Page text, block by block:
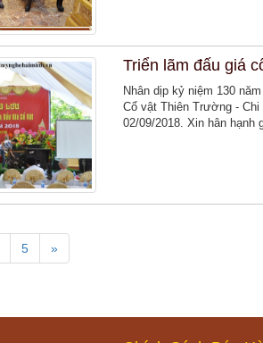
Triển lãm đấu giá
Nhân dịp kỷ niệm 130
Cổ vật Thiên Trường -
02/09/2018. Xin hân hạnh
5 »